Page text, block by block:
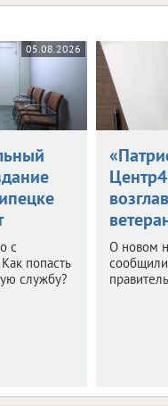
05.08.2026
с
попасть
службу?
О новом